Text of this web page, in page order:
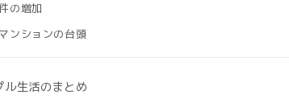
の増加
ンションの台頭
生活のまとめ